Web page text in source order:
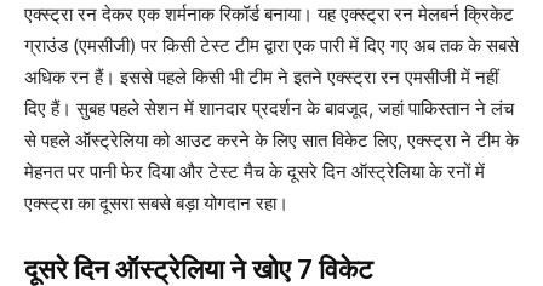
एक्स्ट्रा रन देकर एक शर्मनाक रिकॉर्ड बनाया। यह एक्स्ट्रा रन मेलबर्न क्रिकेट
ग्राउंड (एमसीजी) पर किसी टेस्ट टीम द्वारा एक पारी में दिए गए अब तक के सबसे
अधिक रन हैं। इससे पहले किसी भी टीम ने इतने एक्स्ट्रा रन एमसीजी में नहीं
दिए हैं। सुबह पहले सेशन में शानदार प्रदर्शन के बावजूद, जहां पाकिस्तान ने लंच
से पहले ऑस्ट्रेलिया को आउट करने के लिए सात विकेट लिए, एक्स्ट्रा ने टीम के
मेहनत पर पानी फेर दिया और टेस्ट मैच के दूसरे दिन ऑस्ट्रेलिया के रनों में
एक्स्ट्रा का दूसरा सबसे बड़ा योगदान रहा।
दूसरे दिन ऑस्ट्रेलिया ने खोए 7 विकेट